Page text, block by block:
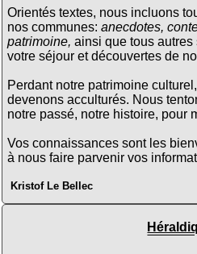
Orientés textes, nous incluons
nos communes: anecdotes,
patrimoine, ainsi que tous
votre séjour et découvertes de
Perdant notre patrimoine
devenons acculturés. Nous
notre passé, notre histoire, pour
Vos connaissances sont les
à nous faire parvenir vos
Kristof Le Bellec